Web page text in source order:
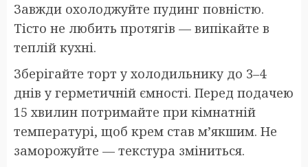
Завжди охолоджуйте пудинг повністю.
Тісто не любить протягів — випікайте в
теплій кухні.
Зберігайте торт у холодильнику до 3–4
днів у герметичній ємності. Перед подачею
15 хвилин потримайте при кімнатній
температурі, щоб крем став м’якшим. Не
заморожуйте — текстура зміниться.